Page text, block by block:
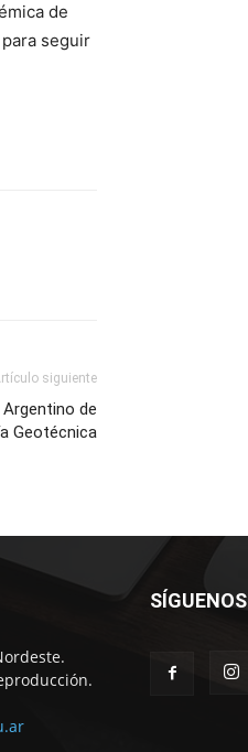
de
seguir
siguiente
Argentino de
Geotécnica
SÍGUENOS